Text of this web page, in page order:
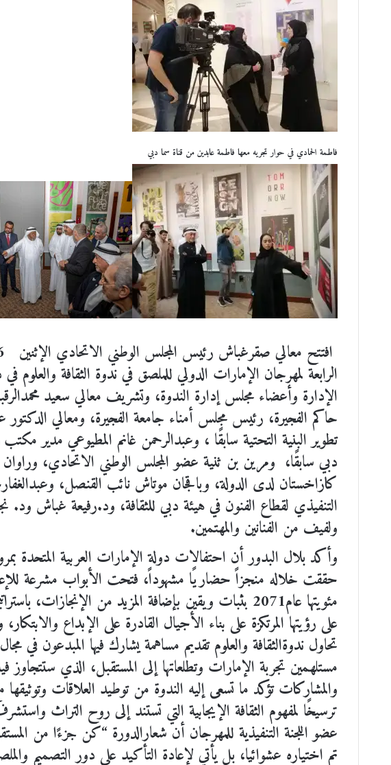
فاطمة الحمادي في حوار تجريه معها فاطمة عابدين من قناة سما دبي
الرابعة لمهرجان الإمارات الدولي للملصق في ندوة الثقافة
الإدارة وأعضاء مجلس إدارة الندوة، وتشريف معالي سعيد
حاكم الفجيرة، رئيس مجلس أمناء جامعة الفجيرة، ومعالي الدكتور
تطوير البنية التحتية سابقًا ، وعبدالرحمن غانم المطيوعي مدير
دبي سابقًا، ومرين بن ثنية عضو المجلس الوطني الاتحادي،
كازاخستان لدى الدولة، وباقجان موتاش نائب القنصل،
التنفيذي لقطاع الفنون في هيئة دبي للثقافة، ود.رفيعة غباش ود.
ولفيف من الفنانين والمهتمين.
وأكد بلال البدور أن احتفالات دولة الإمارات العربية المتحدة
حققت خلاله منجزاً حضاريًا مشهوداً، فتحت الأبواب مشرعة
مئويتها عام2071 بثبات ويقين بإضافة المزيد من
على رؤيتها المرتكزة على بناء الأجيال القادرة على الإبداع
تحاول ندوةالثقافة والعلوم تقديم مساهمة يشارك فيها المبدعون في
مستلهمين تجربة الإمارات وتطلعاتها إلى المستقبل، الذي ستتجاوز
والمشاركات تؤكد ما تسعى إليه الندوة من توطيد العلاقات
ترسيخًا لمفهوم الثقافة الإيجابية التي تستند إلى روح التراث
عضو اللجنة التنفيذية للمهرجان أن شعارالدورة “كن جزءًا من
تم اختياره عشوائيا، بل يأتي لإعادة التأكيد على دور التصميم